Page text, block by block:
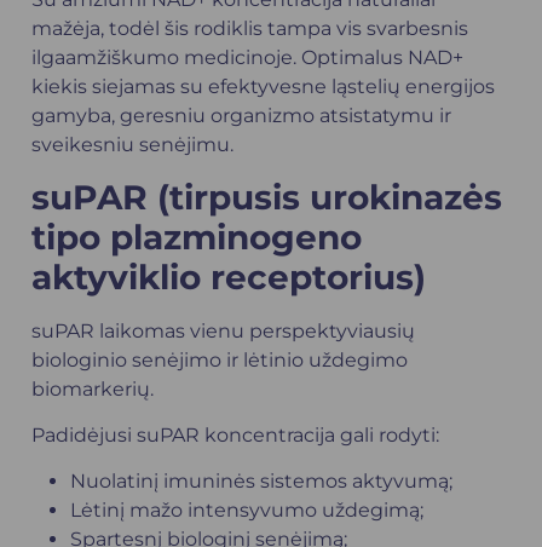
mažėja, todėl šis rodiklis tampa vis svarbesnis
ilgaamžiškumo medicinoje. Optimalus NAD+
kiekis siejamas su efektyvesne ląstelių energijos
gamyba, geresniu organizmo atsistatymu ir
sveikesniu senėjimu.
suPAR (tirpusis urokinazės
tipo plazminogeno
aktyviklio receptorius)
suPAR laikomas vienu perspektyviausių
biologinio senėjimo ir lėtinio uždegimo
biomarkerių.
Padidėjusi suPAR koncentracija gali rodyti:
Nuolatinį imuninės sistemos aktyvumą;
Lėtinį mažo intensyvumo uždegimą;
Spartesnį biologinį senėjimą;